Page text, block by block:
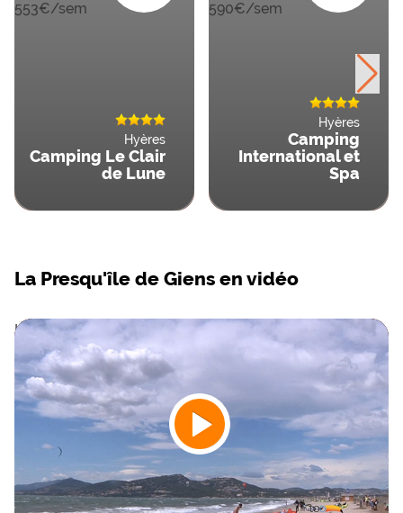
Hyères
Camping Le Clair
de Lune
Hyères
Camping
International et
Spa
La Presqu'île de Giens en vidéo
Is mag: Mon Nov 13 2023 13:59:17 GMT+0100 (heure
normale d’Europe centrale)